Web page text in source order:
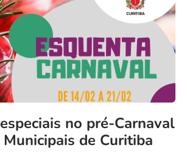
no pré-Carnaval
de Curitiba